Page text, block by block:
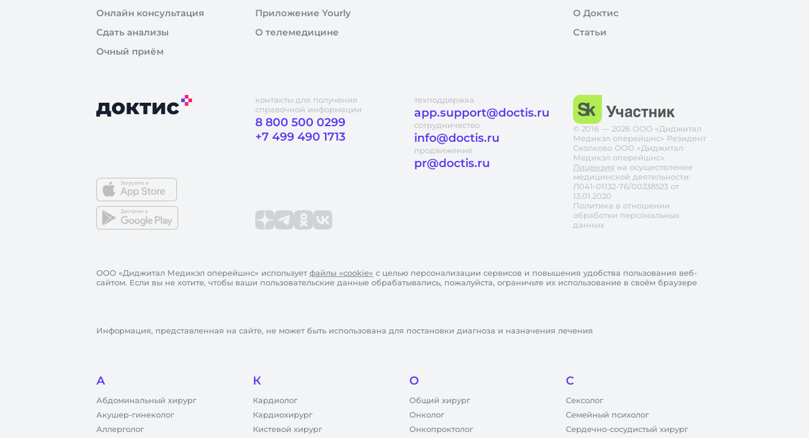
Онлайн консультация
Сдать анализы
Очный приём
Приложение Yourly
О телемедицине
О Доктис
Статьи
контакты для получения
справочной информации
8 800 500 0299
+7 499 490 1713
техподдержка
app.support@doctis.ru
сотрудничество
info@doctis.ru
продвижение
pr@doctis.ru
© 2016 — 2026 ООО «Диджитал
Медикэл оперейшнс» Резидент
Сколково ООО «Диджитал
Медикэл оперейшнс»
Лицензия на осуществление
медицинской деятельности:
Л041-01132-76/00338523 от
13.01.2020
Политика в отношении
обработки персональных
данных
ООО «Диджитал Медикэл оперейшнс» используетфайлы «cookie» с целью персонализации сервисов и повышения удобства пользования веб-
сайтом. Если вы не хотите, чтобы ваши пользовательские данные обрабатывались, пожалуйста, ограничьте их использование в своём браузере
Информация, представленная на сайте, не может быть использована для постановки диагноза и назначения лечения
А
Абдоминальный хирург
Акушер-гинеколог
Аллерголог
К
Кардиолог
Кардиохирург
Кистевой хирург
О
Общий хирург
Онколог
Онкопроктолог
С
Сексолог
Семейный психолог
Сердечно-сосудистый хирург